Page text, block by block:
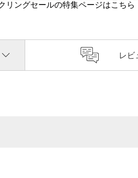
リングセールの特集ページはこちら
レビ